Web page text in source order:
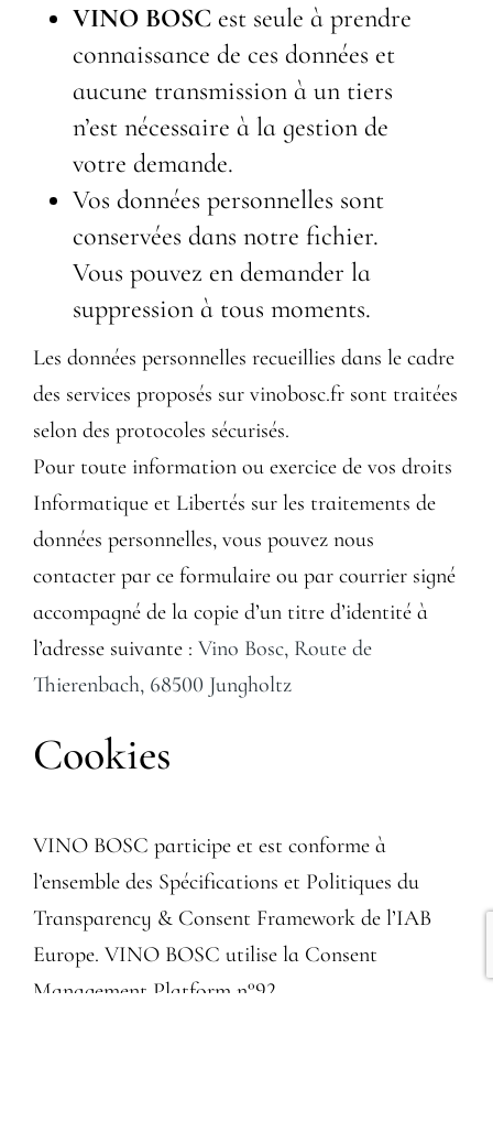
VINO BOSC est seule à prendre
connaissance de ces données et
aucune transmission à un tiers
n’est nécessaire à la gestion de
votre demande.
Vos données personnelles sont
conservées dans notre fichier.
Vous pouvez en demander la
suppression à tous moments.
Les données personnelles recueillies dans le cadre
des services proposés sur vinobosc.fr sont traitées
selon des protocoles sécurisés.
Pour toute information ou exercice de vos droits
Informatique et Libertés sur les traitements de
données personnelles, vous pouvez nous
contacter par ce formulaire ou par courrier signé
accompagné de la copie d’un titre d’identité à
l’adresse suivante : Vino Bosc, Route de
Thierenbach, 68500 Jungholtz
Cookies
VINO BOSC participe et est conforme à
l’ensemble des Spécifications et Politiques du
Transparency & Consent Framework de l’IAB
Europe. VINO BOSC utilise la Consent
Management Platform n°92.